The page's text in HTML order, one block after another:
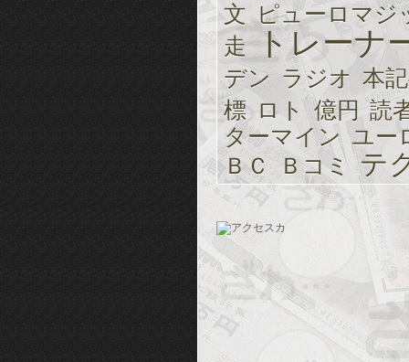
文
ピューロマジ
走
トレーナ
デン ラジオ 本
標 ロト 億円 読
ターマイン ユー
ＢＣ
Ｂコミ テ